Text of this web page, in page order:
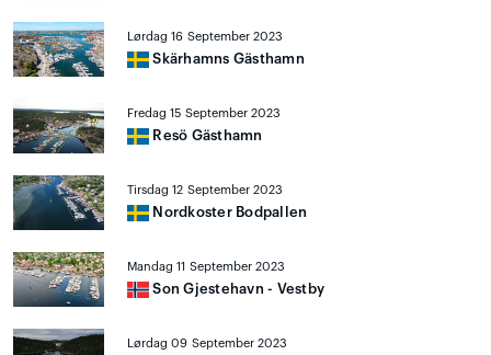
Lørdag 16 September 2023
Skärhamns Gästhamn
Fredag 15 September 2023
Resö Gästhamn
Tirsdag 12 September 2023
Nordkoster Bodpallen
Mandag 11 September 2023
Son Gjestehavn - Vestby
Lørdag 09 September 2023